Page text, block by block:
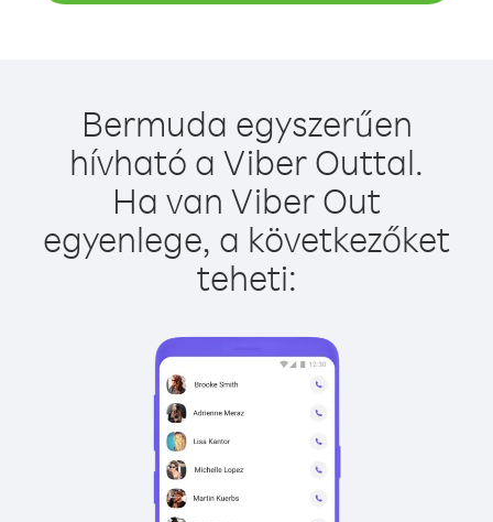
Bermuda egyszerűen
hívható a Viber Outtal.
Ha van Viber Out
egyenlege, a következőket
teheti: